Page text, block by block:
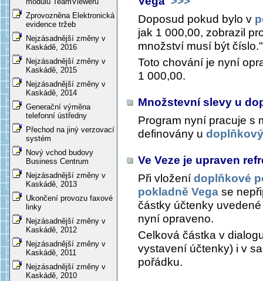
Zprovozněna Elektronická
evidence tržeb
Nejzásadnější změny v
Kaskádě, 2016
Nejzásadnější změny v
Kaskádě, 2015
Nejzásadnější změny v
Kaskádě, 2014
Generační výměna
telefonní ústředny
Přechod na jiný verzovací
systém
Nový vchod budovy
Business Centrum
Nejzásadnější změny v
Kaskádě, 2013
Ukončení provozu faxové
linky
Nejzásadnější změny v
Kaskádě, 2012
Nejzásadnější změny v
Kaskádě, 2011
Nejzásadnější změny v
Kaskádě, 2010
Doposud pokud bylo v
jak 1 000,00, zobrazil
množství musí být číslo."
Toto chování je nyní
1 000,00.
Množstevní slevy u
Program nyní pracuje s
definovány u
Ve Veze je upraven
Při vložení doplňkové
pokladně Vega se
částky účtenky
nyní opraveno.
Celková částka v
vystavení účtenky) i v
pořádku.